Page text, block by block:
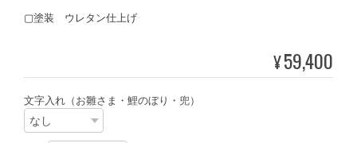
▢塗装 ウレタン仕上げ
¥59,400
文字入れ（お雛さま・鯉のぼり・兜）